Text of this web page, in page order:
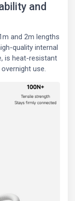
and
and 2m lengths
quality internal
is heat-resistant
use.